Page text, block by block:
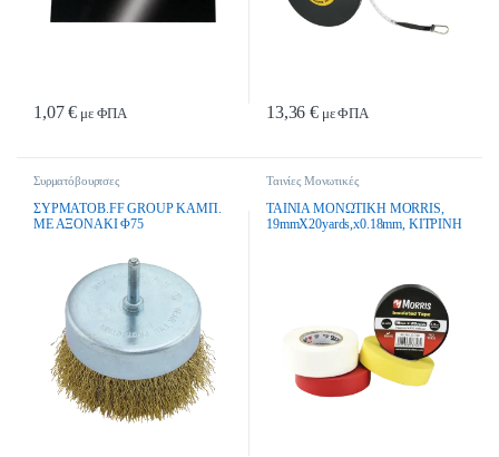
1,07€ με ΦΠΑ 13,36€ με ΦΠΑ
Συρματόβουρτσες
ΣΥΡΜΑΤΟΒ.FF GROUP ΚΑΜΠ.
ΜΕ ΑΞΟΝΑΚΙ Φ75
Ταινίες Μονωτικές
ΤΑΙΝΙΑ ΜΟΝΩΤΙΚΗ MORRIS,
19mmX20yards,x0.18mm, ΚΙΤΡΙΝΗ